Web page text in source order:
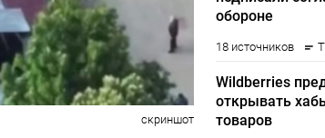
скриншот